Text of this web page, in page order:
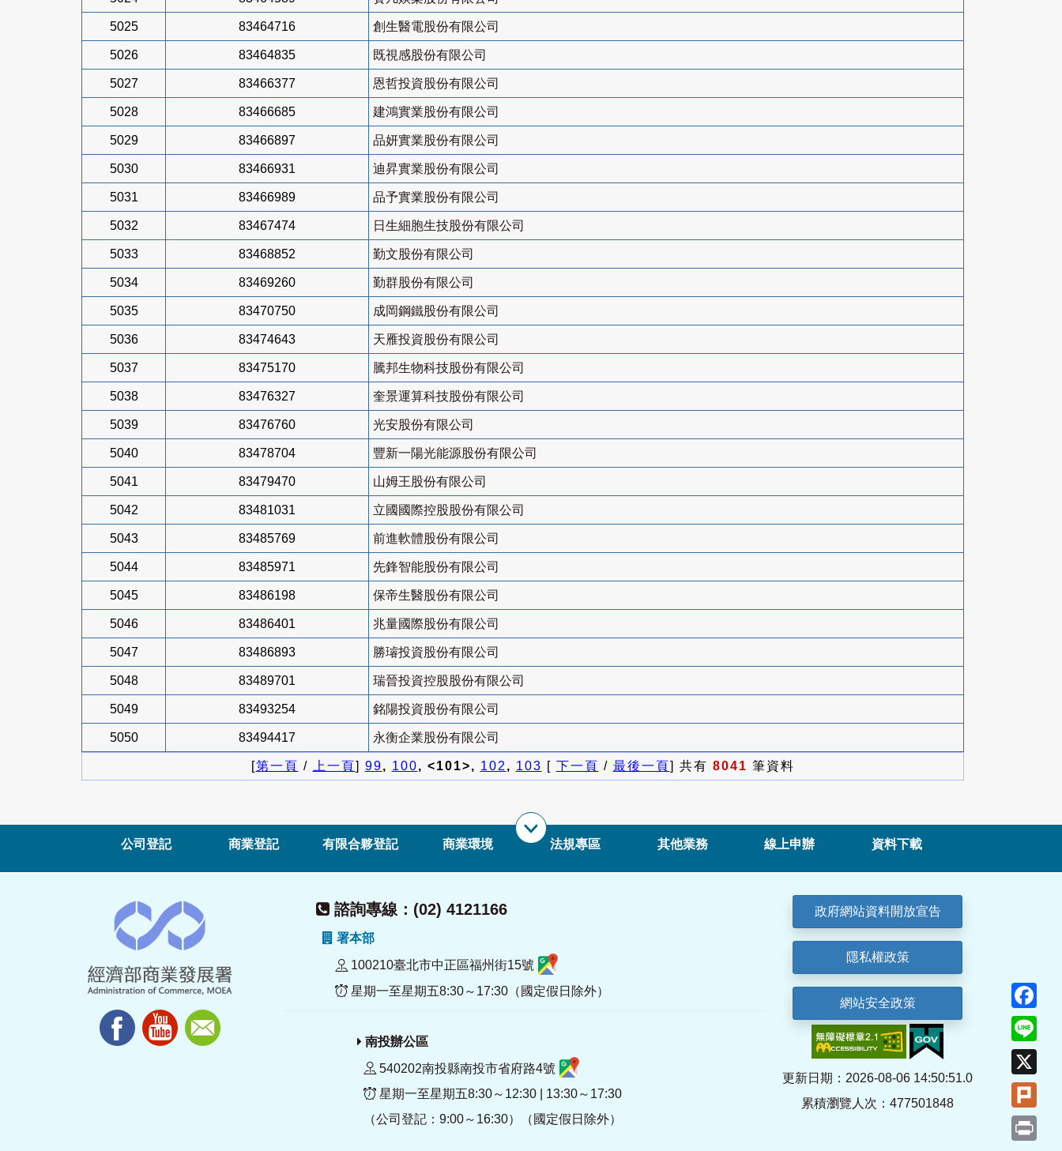
5025 83464716 創生醫電股份有限公司
5026 83464835 既視感股份有限公司
5027 83466377 恩哲投資股份有限公司
5028 83466685 建鴻實業股份有限公司
5029 83466897 品妍實業股份有限公司
5030 83466931 迪昇實業股份有限公司
5031 83466989 品予實業股份有限公司
5032 83467474 日生細胞生技股份有限公司
5033 83468852 勤文股份有限公司
5034 83469260 勤群股份有限公司
5035 83470750 成岡鋼鐵股份有限公司
5036 83474643 天雁投資股份有限公司
5037 83475170 騰邦生物科技股份有限公司
5038 83476327 奎景運算科技股份有限公司
5039 83476760 光安股份有限公司
5040 83478704 豐新一陽光能源股份有限公司
5041 83479470 山姆王股份有限公司
5042 83481031 立國國際控股股份有限公司
5043 83485769 前進軟體股份有限公司
5044 83485971 先鋒智能股份有限公司
5045 83486198 保帝生醫股份有限公司
5046 83486401 兆量國際股份有限公司
5047 83486893 勝璿投資股份有限公司
5048 83489701 瑞晉投資控股股份有限公司
5049 83493254 銘陽投資股份有限公司
5050 83494417 永衡企業股份有限公司
[第一頁 / 上一頁] 99, 100, <101>, 102, 103 [ 下一頁 / 最後一頁] 共有 8041 筆資料
公司登記 商業登記 有限合夥登記 商業環境 法規專區 其他業務 線上申辦 資料下載
諮詢專線：(02) 4121166
署本部
100210臺北市中正區福州街15號
星期一至星期五8:30～17:30（國定假日除外）
南投辦公區
540202南投縣南投市省府路4號
星期一至星期五8:30～12:30 | 13:30～17:30
（公司登記：9:00～16:30）（國定假日除外）
政府網站資料開放宣告
隱私權政策
網站安全政策
更新日期：2026-08-06 14:50:51.0
累積瀏覽人次：477501848